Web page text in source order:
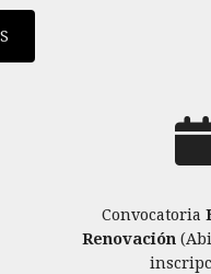
Convocatoria
Renovación